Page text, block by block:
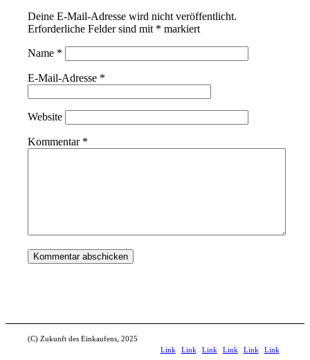
Deine E-Mail-Adresse wird nicht veröffentlicht.
Erforderliche Felder sind mit * markiert
Name *
E-Mail-Adresse *
Website
Kommentar *
(C) Zukunft des Einkaufens, 2025
Link
Link Link Link Link Link